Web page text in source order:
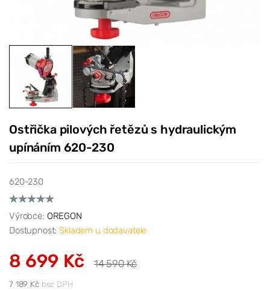
Ostřička pilových řetězů s hydraulickým
upínáním 620-230
620-230
Výrobce: OREGON
Dostupnost:Skladem u dodavatele
8 699 Kč 14 590 Kč
7 189 Kčbez DPH